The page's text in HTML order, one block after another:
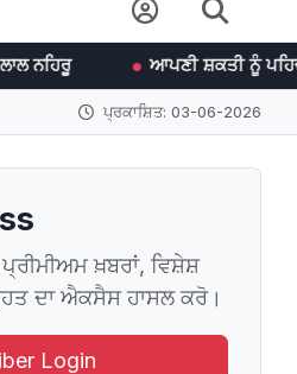
ਆਪਣੀ ਸ਼ਕਤੀ ਨੂੰ ਪਹਿਚਾਣ ਲੈਣਾ ਤੇ
ਪ੍ਰਕਾਸ਼ਿਤ: 03-06-2026
ਖ਼ਬਰਾਂ, ਵਿਸ਼ੇਸ਼
ਦਾ ਐਕਸੈਸ ਹਾਸਲ ਕਰੋ।
Login